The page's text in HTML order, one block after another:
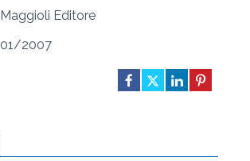
Maggioli Editore
01/2007